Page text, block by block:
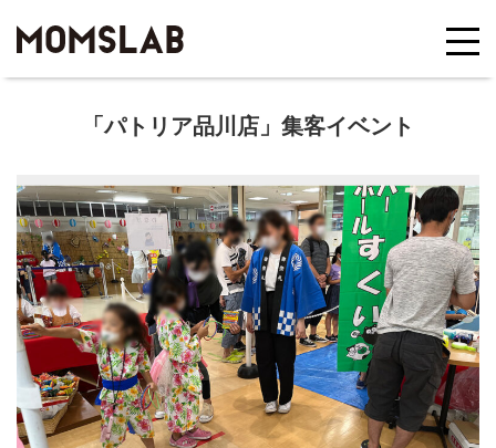
「パトリア品川店」集客イベント